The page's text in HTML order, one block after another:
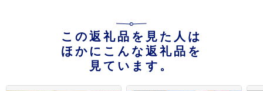
この返礼品を見た人は
ほかにこんな返礼品を
見ています。